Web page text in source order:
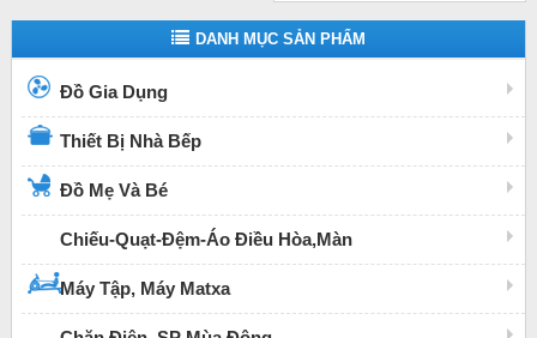
DANH MỤC SẢN PHẨM
Đồ Gia Dụng
Thiết Bị Nhà Bếp
Đồ Mẹ Và Bé
Chiếu-Quạt-Đệm-Áo Điều Hòa,Màn
Máy Tập, Máy Matxa